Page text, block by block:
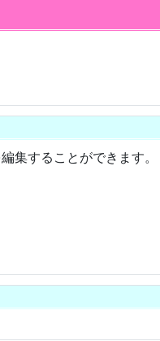
集することができます。